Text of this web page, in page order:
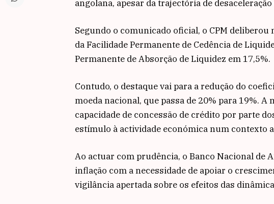
angolana, apesar da trajectória de
Segundo o comunicado oficial, o CPM deliberou
da Facilidade Permanente de Cedência de
Permanente de Absorção de Liquidez em 17,5%.
Contudo, o destaque vai para a redução do
moeda nacional, que passa de 20% para 19%.
capacidade de concessão de crédito por parte
estímulo à actividade económica num contexto
Ao actuar com prudência, o Banco Nacional
inflação com a necessidade de apoiar o
vigilância apertada sobre os efeitos das